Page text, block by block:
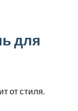
для
от стиля,